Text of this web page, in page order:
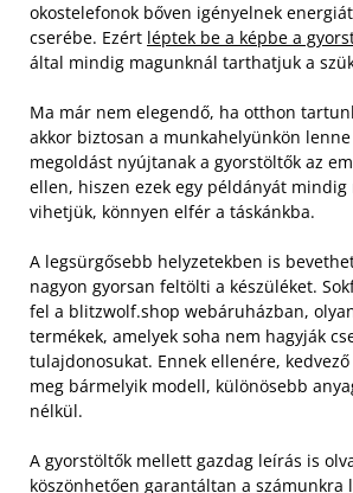
okostelefonok bőven igényelnek
cserébe. Ezért léptek be a képbe a
által mindig magunknál tarthatjuk a
Ma már nem elegendő, ha otthon
akkor biztosan a munkahelyünkön lenne
megoldást nyújtanak a gyorstöltők az
ellen, hiszen ezek egy példányát mindig
vihetjük, könnyen elfér a táskánkba.
A legsürgősebb helyzetekben is
nagyon gyorsan feltölti a készüléket.
fel a blitzwolf.shop webáruházban,
termékek, amelyek soha nem hagyják
tulajdonosukat. Ennek ellenére,
meg bármelyik modell, különösebb
nélkül.
A gyorstöltők mellett gazdag leírás is
köszönhetően garantáltan a számunkra